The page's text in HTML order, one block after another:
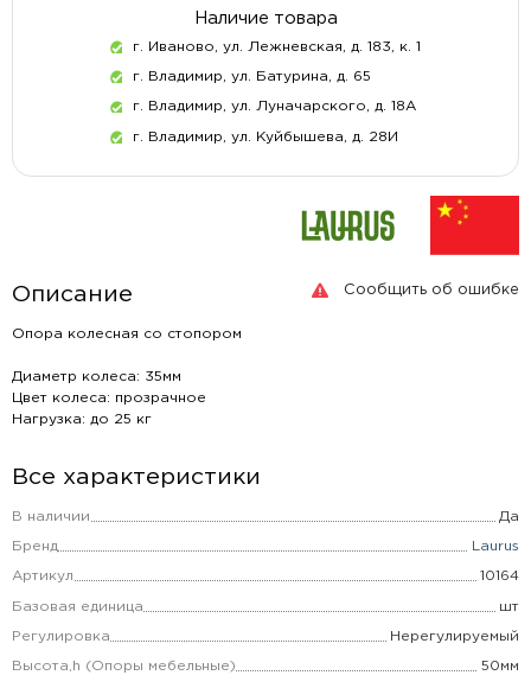
Наличие товара
г. Иваново, ул. Лежневская, д. 183, к. 1
г. Владимир, ул. Батурина, д. 65
г. Владимир, ул. Луначарского, д. 18А
г. Владимир, ул. Куйбышева, д. 28И
Сообщить об ошибке
Описание
Опора колесная со стопором
Диаметр колеса: 35мм
Цвет колеса: прозрачное
Нагрузка: до 25 кг
Все характеристики
В наличии Да
Бренд Laurus
Артикул 10164
Базовая единица шт
Регулировка Нерегулируемый
Высота,h (Опоры мебельные) 50мм